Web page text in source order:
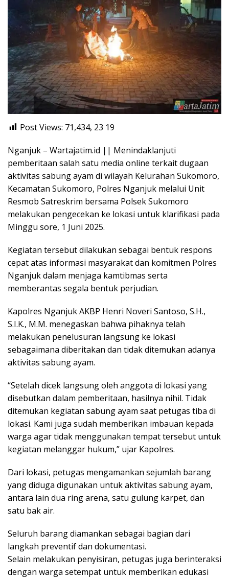
Post Views: 71,434, 23 19
Nganjuk – Wartajatim.id || Menindaklanjuti
pemberitaan salah satu media online terkait dugaan
aktivitas sabung ayam di wilayah Kelurahan Sukomoro,
Kecamatan Sukomoro, Polres Nganjuk melalui Unit
Resmob Satreskrim bersama Polsek Sukomoro
melakukan pengecekan ke lokasi untuk klarifikasi pada
Minggu sore, 1 Juni 2025.
Kegiatan tersebut dilakukan sebagai bentuk respons
cepat atas informasi masyarakat dan komitmen Polres
Nganjuk dalam menjaga kamtibmas serta
memberantas segala bentuk perjudian.
Kapolres Nganjuk AKBP Henri Noveri Santoso, S.H.,
S.I.K., M.M. menegaskan bahwa pihaknya telah
melakukan penelusuran langsung ke lokasi
sebagaimana diberitakan dan tidak ditemukan adanya
aktivitas sabung ayam.
“Setelah dicek langsung oleh anggota di lokasi yang
disebutkan dalam pemberitaan, hasilnya nihil. Tidak
ditemukan kegiatan sabung ayam saat petugas tiba di
lokasi. Kami juga sudah memberikan imbauan kepada
warga agar tidak menggunakan tempat tersebut untuk
kegiatan melanggar hukum,” ujar Kapolres.
Dari lokasi, petugas mengamankan sejumlah barang
yang diduga digunakan untuk aktivitas sabung ayam,
antara lain dua ring arena, satu gulung karpet, dan
satu bak air.
Seluruh barang diamankan sebagai bagian dari
langkah preventif dan dokumentasi.
Selain melakukan penyisiran, petugas juga berinteraksi
dengan warga setempat untuk memberikan edukasi